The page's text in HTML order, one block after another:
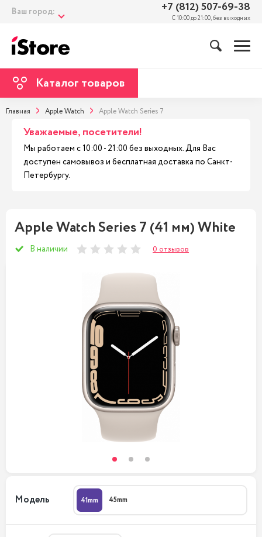
Ваш город: +7 (812) 507-69-38
С 10:00 до 21:00, без выходных
Каталог товаров
Главная Apple Watch Apple Watch Series 7
Уважаемые, посетители!
Мы работаем с 10:00 - 21:00 без выходных. Для Вас
доступен самовывоз и бесплатная доставка по Санкт-
Петербургу.
Apple Watch Series 7 (41 мм) White
В наличии 0 отзывов
Модель 41mm 45mm